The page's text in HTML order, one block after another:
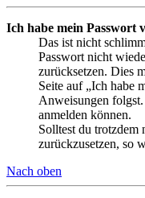
Ich habe mein Passwort
Das ist nicht
Passwort nicht
zurücksetzen. Dies
Seite auf „Ich habe
Anweisungen
anmelden können.
Solltest du trotzdem
zurückzusetzen, so
Nach oben